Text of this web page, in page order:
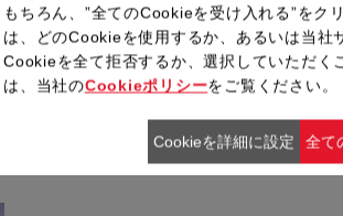
もちろん、”全てのCookieを受け入れる”をク
は、どのCookieを使用するか、あるいは当社
Cookieを全て拒否するか、選択していただく
は、当社のCookieポリシーをご覧ください。
Cookieを詳細に設定 全て